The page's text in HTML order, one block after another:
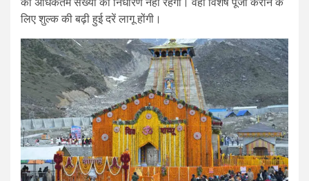
लिए शुल्क की बढ़ी हुई दरें लागू होंगी।